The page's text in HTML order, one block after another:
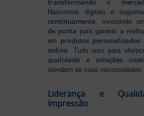
transformando o
Nascemos digitais e
continuamente , investindo
de ponta para garantir a
em produtos personalizados
online . Tudo isso para
qualidade e soluções
atendem às suas necessidades.
Liderança e
Impressão